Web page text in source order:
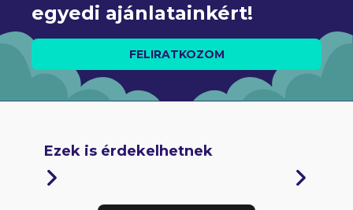
egyedi ajánlatainkért!
FELIRATKOZOM
Ezek is érdekelhetnek